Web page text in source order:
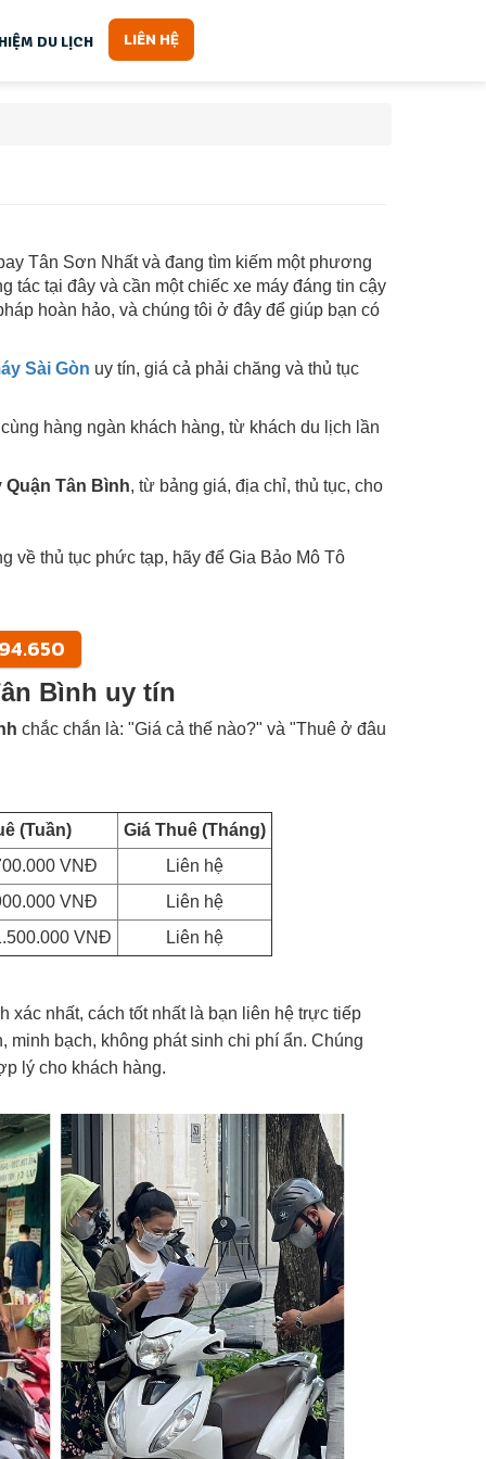
DU LỊCH LIÊN HỆ
Tân Sơn Nhất và đang tìm kiếm một phương
tác tại đây và cần một chiếc xe máy đáng tin cậy
hoàn hảo, và chúng tôi ở đây để giúp bạn có
Sài Gòn uy tín, giá cả phải chăng và thủ tục
hàng ngàn khách hàng, từ khách du lịch lần
Quận Tân Bình, từ bảng giá, địa chỉ, thủ tục, cho
về thủ tục phức tạp, hãy để Gia Bảo Mô Tô
Bình uy tín
chắc chắn là: "Giá cả thế nào?" và "Thuê ở đâu
(Tuần)
Giá Thuê (Tháng)
VNĐ
Liên hệ
VNĐ
Liên hệ
VNĐ
Liên hệ
xác nhất, cách tốt nhất là bạn liên hệ trực tiếp
minh bạch, không phát sinh chi phí ẩn. Chúng
lý cho khách hàng.